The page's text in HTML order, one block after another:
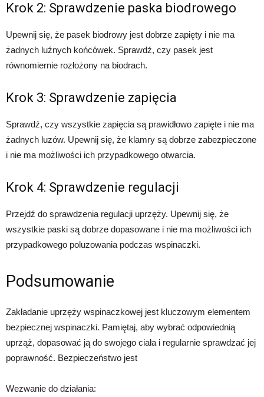
Krok 2: Sprawdzenie paska biodrowego
Upewnij się, że pasek biodrowy jest dobrze zapięty i nie ma
żadnych luźnych końcówek. Sprawdź, czy pasek jest
równomiernie rozłożony na biodrach.
Krok 3: Sprawdzenie zapięcia
Sprawdź, czy wszystkie zapięcia są prawidłowo zapięte i nie ma
żadnych luzów. Upewnij się, że klamry są dobrze zabezpieczone
i nie ma możliwości ich przypadkowego otwarcia.
Krok 4: Sprawdzenie regulacji
Przejdź do sprawdzenia regulacji uprzęży. Upewnij się, że
wszystkie paski są dobrze dopasowane i nie ma możliwości ich
przypadkowego poluzowania podczas wspinaczki.
Podsumowanie
Zakładanie uprzęży wspinaczkowej jest kluczowym elementem
bezpiecznej wspinaczki. Pamiętaj, aby wybrać odpowiednią
uprząż, dopasować ją do swojego ciała i regularnie sprawdzać jej
poprawność. Bezpieczeństwo jest
Wezwanie do działania: